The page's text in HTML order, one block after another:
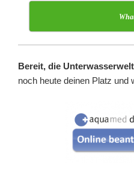
Bereit, die
noch heute deinen Platz und